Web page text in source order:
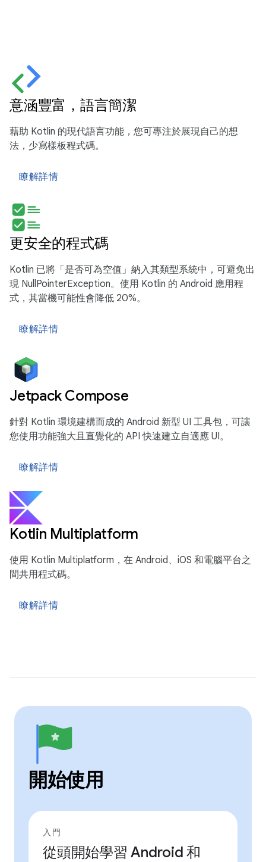
意涵豐富，語言簡潔
藉助 Kotlin 的現代語言功能，您可專注於展現自己的想
法，少寫樣板程式碼。
瞭解詳情
更安全的程式碼
Kotlin 已將「是否可為空值」納入其類型系統中，可避免出
現 NullPointerException。使用 Kotlin 的 Android 應用程
式，其當機可能性會降低 20%。
瞭解詳情
Jetpack Compose
針對 Kotlin 環境建構而成的 Android 新型 UI 工具包，可讓
您使用功能強大且直覺化的 API 快速建立自適應 UI。
瞭解詳情
Kotlin Multiplatform
使用 Kotlin Multiplatform，在 Android、iOS 和電腦平台之
間共用程式碼。
瞭解詳情
開始使用
入門
從頭開始學習 Android 和